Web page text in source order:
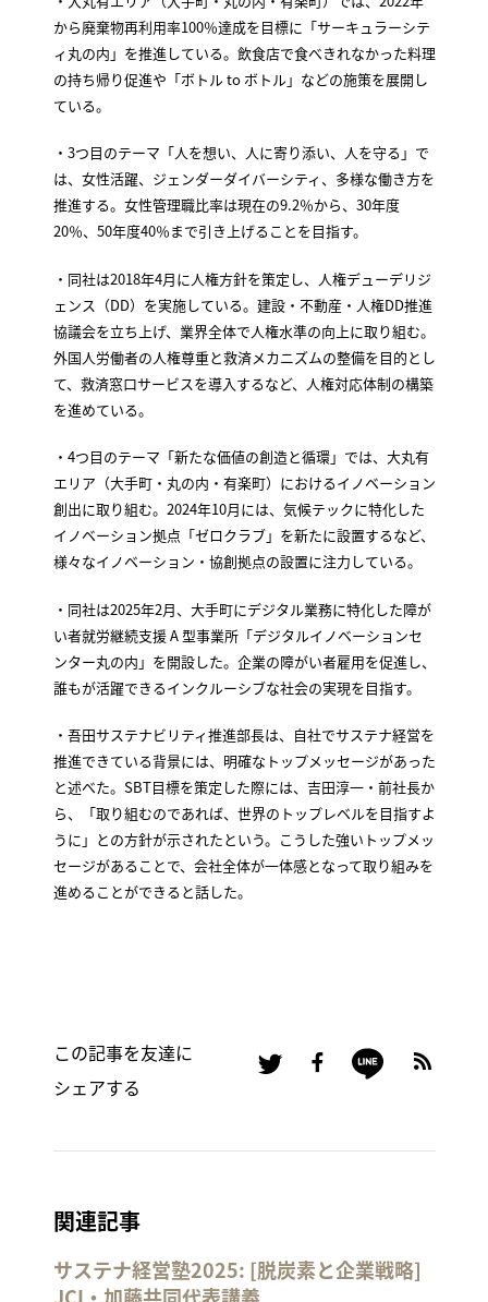
から廃棄物再利用率100％達成を目標に「サーキュラーシテ
ィ丸の内」を推進している。飲食店で食べきれなかった料理
の持ち帰り促進や「ボトル to ボトル」などの施策を展開し
ている。
・3つ目のテーマ「人を想い、人に寄り添い、人を守る」で
は、女性活躍、ジェンダーダイバーシティ、多様な働き方を
推進する。女性管理職比率は現在の9.2％から、30年度
20％、50年度40％まで引き上げることを目指す。
・同社は2018年4月に人権方針を策定し、人権デューデリジ
ェンス（DD）を実施している。建設・不動産・人権DD推進
協議会を立ち上げ、業界全体で人権水準の向上に取り組む。
外国人労働者の人権尊重と救済メカニズムの整備を目的とし
て、救済窓口サービスを導入するなど、人権対応体制の構築
を進めている。
・4つ目のテーマ「新たな価値の創造と循環」では、大丸有
エリア（大手町・丸の内・有楽町）におけるイノベーション
創出に取り組む。2024年10月には、気候テックに特化した
イノベーション拠点「ゼロクラブ」を新たに設置するなど、
様々なイノベーション・協創拠点の設置に注力している。
・同社は2025年2月、大手町にデジタル業務に特化した障が
い者就労継続支援 A 型事業所「デジタルイノベーションセ
ンター丸の内」を開設した。企業の障がい者雇用を促進し、
誰もが活躍できるインクルーシブな社会の実現を目指す。
・吾田サステナビリティ推進部長は、自社でサステナ経営を
推進できている背景には、明確なトップメッセージがあった
と述べた。SBT目標を策定した際には、吉田淳一・前社長か
ら、「取り組むのであれば、世界のトップレベルを目指すよ
うに」との方針が示されたという。こうした強いトップメッ
セージがあることで、会社全体が一体感となって取り組みを
進めることができると話した。
この記事を友達に
シェアする
関連記事
サステナ経営塾2025: [脱炭素と企業戦略]
JCI・加藤共同代表講義